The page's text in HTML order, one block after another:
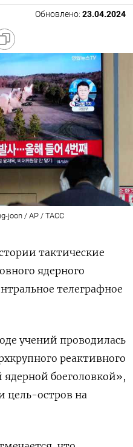
Обновлено: 23.04.2024
joon / AP / ТАСС
тактические
ядерного
телеграфное
учений проводилась
реактивного
боеголовкой»,
цель-остров на